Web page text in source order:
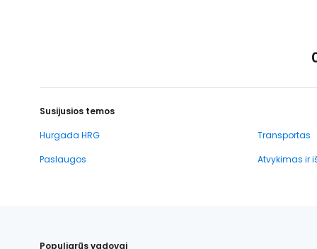
Susijusios temos
Hurgada HRG
Transportas
Paslaugos
Atvykimas ir
Populiarūs vadovai